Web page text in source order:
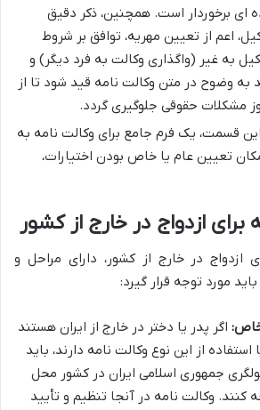
ای برخوردار است. همچنین، ذکر دقیق
اعم از تعیین مهریه، توافق بر شروط
به غیر (واگذاری وکالت به فرد دیگر) و
به وضوح در متن وکالت نامه قید شود تا از
مشکلات حقوقی جلوگیری گردد.
قسمت، یک فرم جامع برای وکالت نامه به
تعیین عام یا خاص بودن اختیارات،
ازدواج در خارج از کشور، دارای مراحل و
مورد توجه قرار گیرد:
خاص: اگر پدر یا دختر در خارج از ایران هستند
استفاده از این نوع وکالت نامه دارند، باید
جمهوری اسلامی ایران در کشور محل
کنند. وکالت نامه در آنجا تنظیم و تأیید